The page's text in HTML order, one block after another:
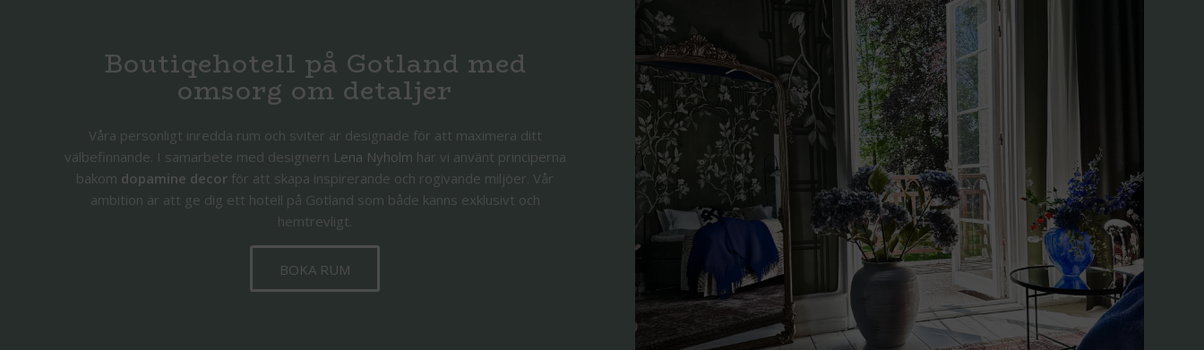
Boutiqehotell på Gotland med
omsorg om detaljer
Våra personligt inredda rum och sviter är designade för att maximera ditt
välbefinnande. I samarbete med designern Lena Nyholm har vi använt principerna
bakom dopamine decor för att skapa inspirerande och rogivande miljöer. Vår
ambition är att ge dig ett hotell på Gotland som både känns exklusivt och
hemtrevligt.
BOKA RUM